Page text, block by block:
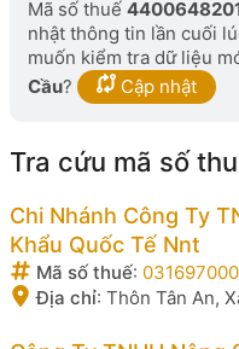
Mã số thuế
nhật thông tin lần cuối
muốn kiểm tra dữ liệu
Cầu? Cập nhật
Tra cứu mã số
Chi Nhánh Công Ty
Khẩu Quốc Tế Nnt
Mã số thuế:
Địa chỉ: Thôn Tân An,